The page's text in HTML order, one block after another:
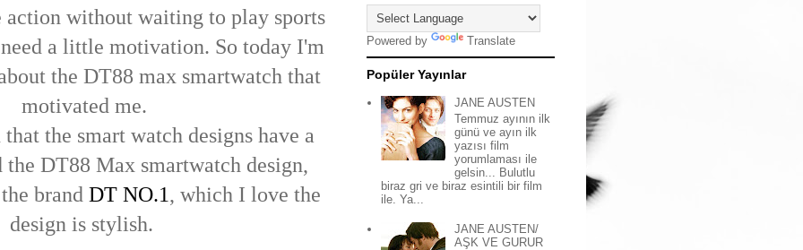
without waiting to play sports
a little motivation. So today I'm
the DT88 max smartwatch that
motivated me.
the smart watch designs have a
DT88 Max smartwatch design,
brand DT NO.1, which I love the
design is stylish.
Powered by Translate
Popüler Yayınlar
JANE AUSTEN
Temmuz ayının ilk
günü ve ayın ilk
yazısı film
yorumlaması ile
gelsin... Bulutlu
biraz gri ve biraz esintili bir film
ile. Ya...
JANE AUSTEN/
AŞK VE GURUR